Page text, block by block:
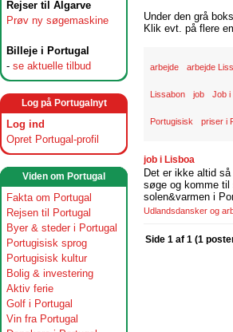
Rejser til Algarve
Prøv ny søgemaskine
Billeje i Portugal
- se aktuelle tilbud
Log på Portugalnyt
Log ind
Opret Portugal-profil
Viden om Portugal
Fakta om Portugal
Rejsen til Portugal
Byer & steder i Portugal
Portugisisk sprog
Portugisisk kultur
Bolig & investering
Aktiv ferie
Golf i Portugal
Vin fra Portugal
Under den grå
Klik evt. på flere
arbejde arbejde
Lissabon job Job i
Portugisisk priser i
job i Lisboa
Det er ikke altid
søge og komme til
solen&varmen i
Udlandsdansker og
Side 1 af 1 (1